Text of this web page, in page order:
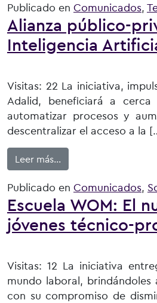
Publicado en Comunicados,
Alianza público-
Inteligencia
Visitas: 22 La iniciativa,
Adalid, beneficiará a cerca
automatizar procesos y
descentralizar el acceso a la
Leer más…
Publicado en Comunicados,
Escuela WOM: El
jóvenes técnico-
Visitas: 12 La iniciativa
mundo laboral,
con su compromiso de